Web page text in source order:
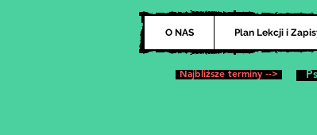
O NAS Plan Lekcji i
Najbliższe terminy -->